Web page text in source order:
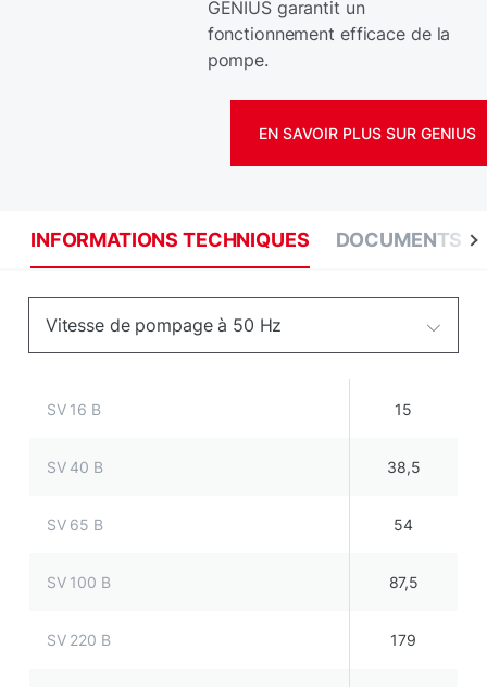
GENIUS garantit un
fonctionnement efficace de la
pompe.
EN SAVOIR PLUS SUR GENIUS
INFORMATIONS TECHNIQUES DOCUMENTS
Vitesse de pompage à 50 Hz
SV 16 B 15
SV 40 B 38,5
SV 65 B 54
SV 100 B 87,5
SV 220 B 179